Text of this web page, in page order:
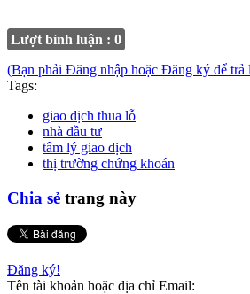
Lượt bình luận : 0
(Bạn phải Đăng nhập hoặc Đăng ký để trả
Tags:
giao dịch thua lỗ
nhà đầu tư
tâm lý giao dịch
thị trường chứng khoán
Chia sẻ trang này
Đăng ký!
Tên tài khoản hoặc địa chỉ Email: